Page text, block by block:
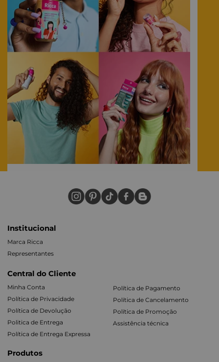
Institucional
Marca Ricca
Representantes
Central do Cliente
Minha Conta
Política de Privacidade
Política de Devolução
Politica de Entrega
Política de Entrega Expressa
Política de Pagamento
Política de Cancelamento
Política de Promoção
Assistência técnica
Produtos